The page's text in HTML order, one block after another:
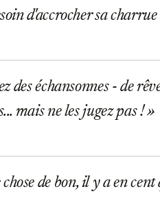
d'accrocher sa
des échansonnes - de
mais ne les jugez pas !
de bon, il y a en